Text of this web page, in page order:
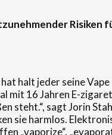
Risiken
halt jeder seine
mit 16 Jahren E-
steht.“, sagt Jorin
sie harmlos.
„vaporize“,